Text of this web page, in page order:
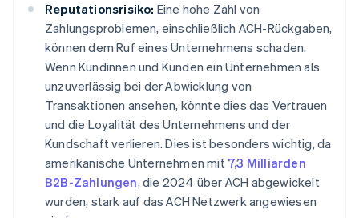
Reputationsrisiko: Eine hohe Zahl von
Zahlungsproblemen, einschließlich ACH-Rückgaben,
können dem Ruf eines Unternehmens schaden.
Wenn Kundinnen und Kunden ein Unternehmen als
unzuverlässig bei der Abwicklung von
Transaktionen ansehen, könnte dies das Vertrauen
und die Loyalität des Unternehmens und der
Kundschaft verlieren. Dies ist besonders wichtig, da
amerikanische Unternehmen mit 7,3 Milliarden
B2B-Zahlungen, die 2024 über ACH abgewickelt
wurden, stark auf das ACH Netzwerk angewiesen